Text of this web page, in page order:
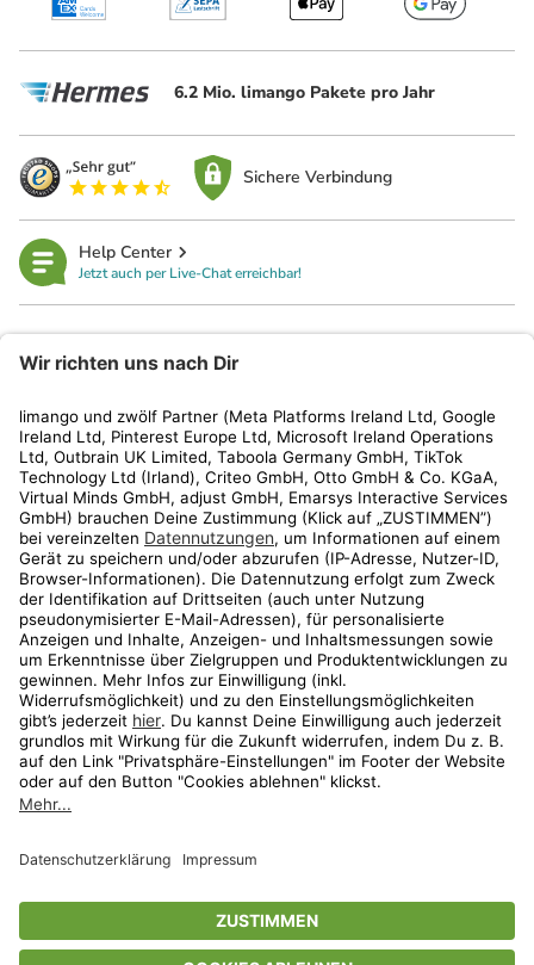
6.2 Mio. limango Pakete pro Jahr
Sichere Verbindung
Help Center
Jetzt auch per Live-Chat erreichbar!
Kundenservice
Shop
Aktionen
Travel
* Streichpreise entsprechen der unverbindlichen Preisempfehlung des